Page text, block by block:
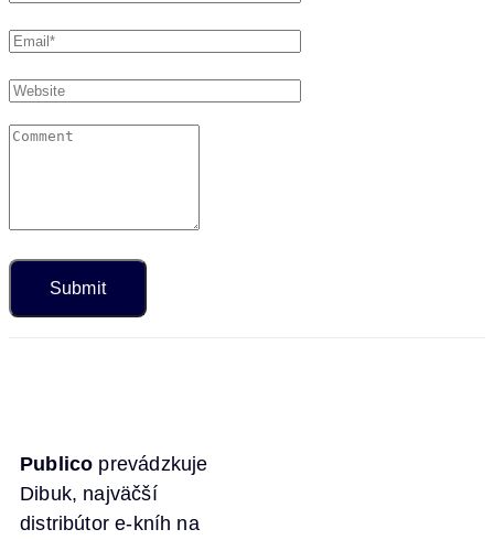
Publico prevádzkuje
Dibuk, najväčší
distribútor e-kníh na